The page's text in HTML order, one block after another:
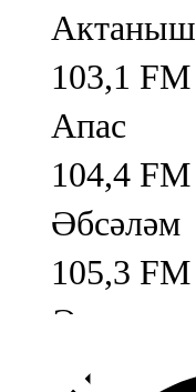
Актаныш
103,1 FM
Апас
104,4 FM
Әбсәләм
105,3 FM
Әлмәт
92,9 FM